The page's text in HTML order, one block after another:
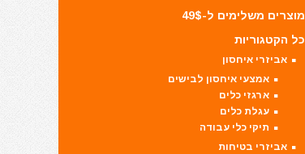
מוצרים משלימים ל-49$
כל הקטגוריות
אביזרי איחסון
אמצעי איחסון לבישים
ארגזי כלים
עגלת כלים
תיקי כלי עבודה
אביזרי בטיחות